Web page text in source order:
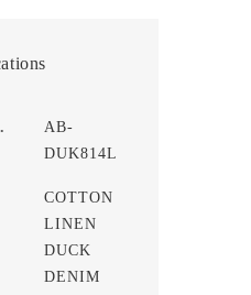
AB-
DUK814L
COTTON
LINEN
DUCK
DENIM